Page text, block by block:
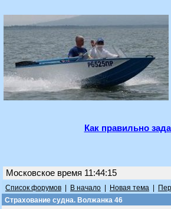
Как правильно
Московское время 11:44:15
Список форумов В начало Новая тема
Страхование судна. Волжанка 46